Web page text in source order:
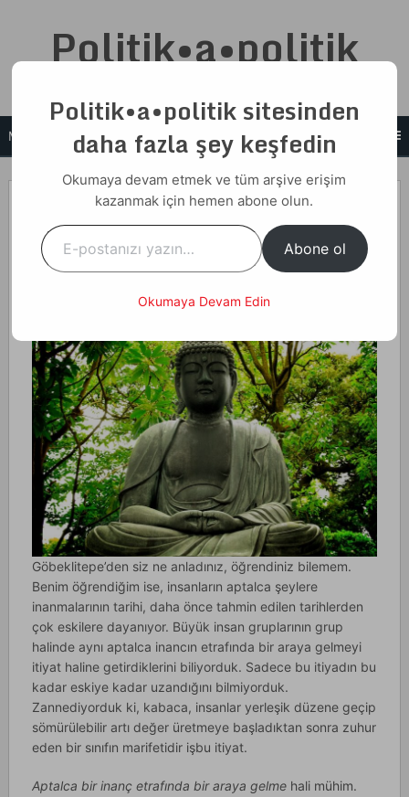
Politik•a•politik
MENU
02 Şubat 2020
Home Yazılar Muhteva ve Form
Muhteva ve Form
Göbeklitepe’den siz ne anladınız, öğrendiniz bilemem.
Benim öğrendiğim ise, insanların aptalca şeylere
inanmalarının tarihi, daha önce tahmin edilen tarihlerden
çok eskilere dayanıyor. Büyük insan gruplarının grup
halinde aynı aptalca inancın etrafında bir araya gelmeyi
itiyat haline getirdiklerini biliyorduk. Sadece bu itiyadın bu
kadar eskiye kadar uzandığını bilmiyorduk.
Zannediyorduk ki, kabaca, insanlar yerleşik düzene geçip
sömürülebilir artı değer üretmeye başladıktan sonra zuhur
eden bir sınıfın marifetidir işbu itiyat.
Aptalca bir inanç etrafında bir araya gelmehali mühim.
Politik•a•politik sitesinden
daha fazla şey keşfedin
Okumaya devam etmek ve tüm arşive erişim
kazanmak için hemen abone olun.
E-postanızı yazın…
Abone ol
Okumaya Devam Edin